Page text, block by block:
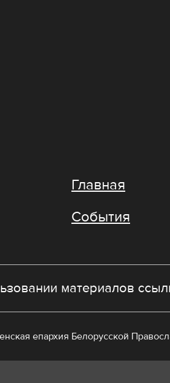
Главная
События
материалов
епархия Белорусской